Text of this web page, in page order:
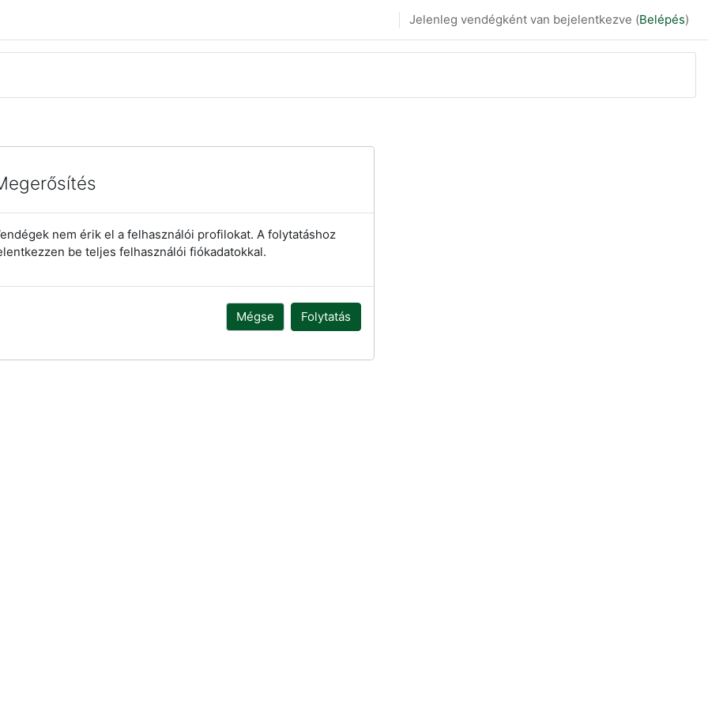
Jelenleg vendégként van bejelentkezve (Belépés)
nem érik el a felhasználói profilokat. A folytatáshoz
be teljes felhasználói fiókadatokkal.
Mégse Folytatás